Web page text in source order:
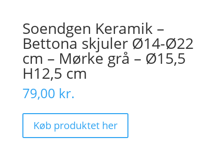
Soendgen Keramik –
Bettona skjuler Ø14-Ø22
cm – Mørke grå – Ø15,5
H12,5 cm
79,00 kr.
Køb produktet her